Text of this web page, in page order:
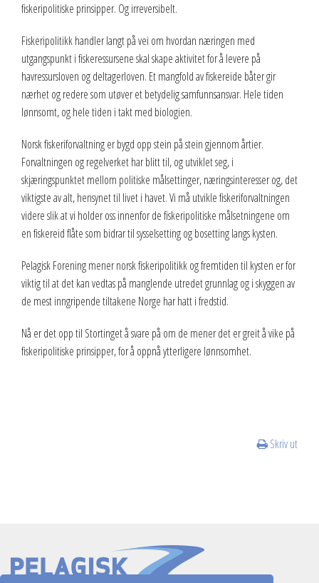
fiskeripolitiske prinsipper. Og irreversibelt.
Fiskeripolitikk handler langt på vei om hvordan næringen med
utgangspunkt i fiskeressursene skal skape aktivitet for å levere på
havressursloven og deltagerloven. Et mangfold av fiskereide båter gir
nærhet og redere som utøver et betydelig samfunnsansvar. Hele tiden
lønnsomt, og hele tiden i takt med biologien.
Norsk fiskeriforvaltning er bygd opp stein på stein gjennom årtier.
Forvaltningen og regelverket har blitt til, og utviklet seg, i
skjæringspunktet mellom politiske målsettinger, næringsinteresser og, det
viktigste av alt, hensynet til livet i havet. Vi må utvikle fiskeriforvaltningen
videre slik at vi holder oss innenfor de fiskeripolitiske målsetningene om
en fiskereid flåte som bidrar til sysselsetting og bosetting langs kysten.
Pelagisk Forening mener norsk fiskeripolitikk og fremtiden til kysten er for
viktig til at det kan vedtas på manglende utredet grunnlag og i skyggen av
de mest inngripende tiltakene Norge har hatt i fredstid.
Nå er det opp til Stortinget å svare på om de mener det er greit å vike på
fiskeripolitiske prinsipper, for å oppnå ytterligere lønnsomhet.
Skriv ut